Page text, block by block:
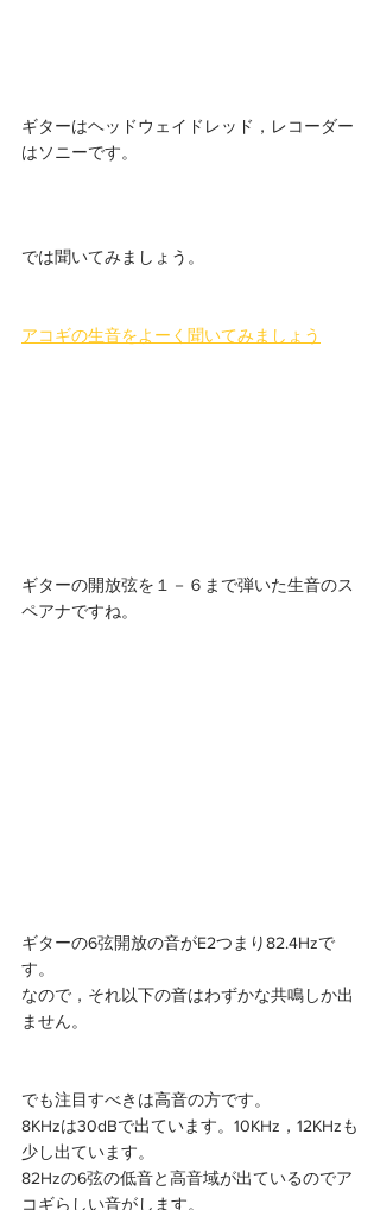
ギターはヘッドウェイドレッド，レコーダー
はソニーです。
では聞いてみましょう。
アコギの生音をよーく聞いてみましょう
ギターの開放弦を１－６まで弾いた生音のス
ペアナですね。
ギターの6弦開放の音がE2つまり82.4Hzで
す。
なので，それ以下の音はわずかな共鳴しか出
ません。
でも注目すべきは高音の方です。
8KHzは30dBで出ています。10KHz，12KHzも
少し出ています。
82Hzの6弦の低音と高音域が出ているのでア
コギらしい音がします。